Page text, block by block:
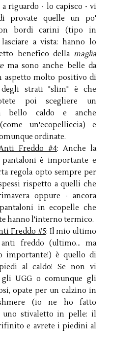
riguardo - lo capisco - vi
provate quelle un po'
bordi carini (tipo in
a vista: hanno lo
benefico della maglia
ma sono anche belle da
aspetto molto positivo di
degli strati "slim" è che
poi scegliere un
bello caldo e anche
un'ecopelliccia) e
ordinate.
Freddo #4: Anche la
pantaloni è importante e
regola opto sempre per
rispetto a quelli che
oppure - ancora
in ecopelle che
hanno l'interno termico.
Freddo #5: Il mio ultimo
freddo (ultimo... ma
importante!) è quello di
al caldo! Se non vi
gli UGG o comunque gli
opate per un calzino in
(io ne ho fatto
uno stivaletto in pelle: il
e avrete i piedini al